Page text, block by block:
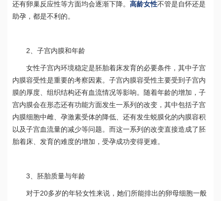
还有卵巢反应性等方面均会逐渐下降。 高龄女性不管是自怀还是
助孕，都是不利的。
2、子宫内膜和年龄
女性子宫内环境稳定是胚胎着床发育的必要条件，其中子宫
内膜容受性是重要的考察因素。子宫内膜容受性主要受到子宫内
膜的厚度、组织结构还有血流情况等影响。随着年龄的增加，子
宫内膜会在形态还有功能方面发生一系列的改变，其中包括子宫
内膜细胞中雌、孕激素受体的降低、还有发生蜕膜化的内膜容积
以及子宫血流量的减少等问题。而这一系列的改变直接造成了胚
胎着床、发育的难度的增加，受孕成功变得更难。
3、胚胎质量与年龄
对于20多岁的年轻女性来说，她们所能排出的卵母细胞一般